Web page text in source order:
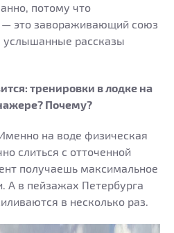
потому что
— это завораживающий союз
услышанные рассказы
тренировки в лодке на
Почему?
на воде физическая
слиться с отточенной
получаешь максимальное
А в пейзажах Петербурга
в несколько раз.